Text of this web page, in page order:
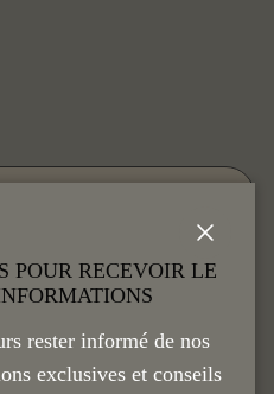
Fermer
POUR RECEVOIR LE
rester informé de nos
exclusives et conseils